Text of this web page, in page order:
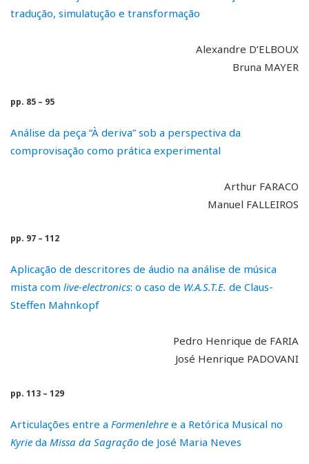
tradução, simulatução e transformação
Alexandre D’ELBOUX
Bruna MAYER
pp. 85 – 95
Análise da peça “À deriva” sob a perspectiva da
comprovisação como prática experimental
Arthur FARACO
Manuel FALLEIROS
pp. 97 – 112
Aplicação de descritores de áudio na análise de música
mista com live-electronics: o caso de W.A.S.T.E. de Claus-
Steffen Mahnkopf
Pedro Henrique de FARIA
José Henrique PADOVANI
pp. 113 – 129
Articulações entre a Formenlehre e a Retórica Musical no
Kyrie da Missa da Sagração de José Maria Neves